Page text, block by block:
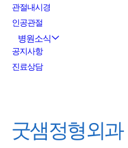
관절내시경
인공관절
병원소식
공지사항
진료상담
굿샘정형외과